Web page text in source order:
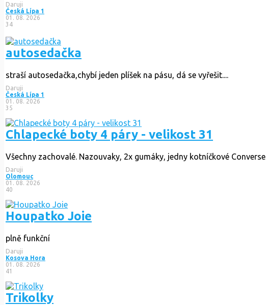
Daruji
Česká Lípa 1
01. 08. 2026
34
autosedačka
straší autosedačka,chybí jeden plíšek na pásu, dá se vyřešit....
Daruji
Česká Lípa 1
01. 08. 2026
35
Chlapecké boty 4 páry - velikost 31
Všechny zachovalé. Nazouvaky, 2x gumáky, jedny kotníčkové
Daruji
Olomouc
01. 08. 2026
40
Houpatko Joie
plně funkční
Daruji
Kosova Hora
01. 08. 2026
41
Trikolky